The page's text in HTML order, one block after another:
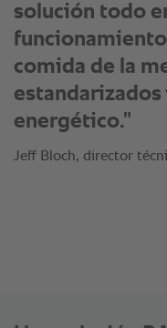
cómo
individuales y
solución
Adaptaron los
nuestros
nuestros